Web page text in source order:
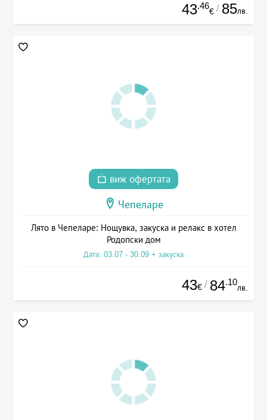
43.46
€ / 85лв.
виж офертата
Чепеларе
Лято в Чепеларе: Нощувка, закуска и релакс в хотел
Родопски дом
Дата: 03.07 - 30.09 + закуска
43€ / 84.10
лв.